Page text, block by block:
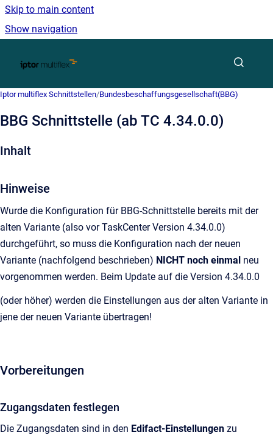
Skip to main content
Show navigation
Iptor multiflex Schnittstellen/Bundesbeschaffungsgesellschaft(BBG)
BBG Schnittstelle (ab TC 4.34.0.0)
Inhalt
Hinweise
Wurde die Konfiguration für BBG-Schnittstelle bereits mit der
alten Variante (also vor TaskCenter Version 4.34.0.0)
durchgeführt, so muss die Konfiguration nach der neuen
Variante (nachfolgend beschrieben) NICHT noch einmal neu
vorgenommen werden. Beim Update auf die Version 4.34.0.0
(oder höher) werden die Einstellungen aus der alten Variante in
jene der neuen Variante übertragen!
Vorbereitungen
Zugangsdaten festlegen
Die Zugangsdaten sind in den Edifact-Einstellungen zu